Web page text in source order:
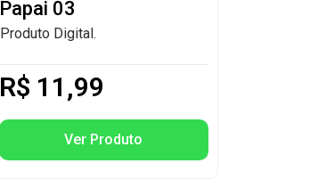
Papai 03
Produto Digital.
R$ 11,99
Ver Produto